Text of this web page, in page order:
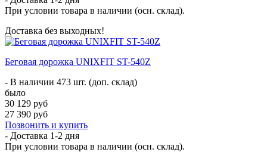
При условии товара в наличии (осн. склад).
Доставка без выходных!
Беговая дорожка UNIXFIT ST-540Z
- В наличии 473 шт. (доп. склад)
было
30 129 руб
27 390 руб
Позвонить и купить
- Доставка 1-2 дня
При условии товара в наличии (осн. склад).